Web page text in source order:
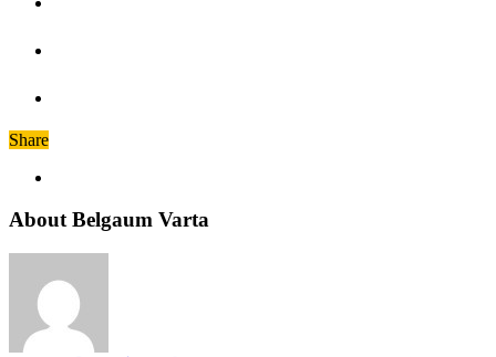
Share
About Belgaum Varta